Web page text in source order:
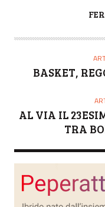
T
BASKET,
AL VIA IL
TRA